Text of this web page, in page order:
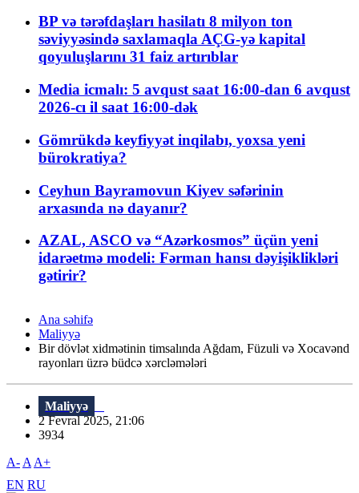
BP və tərəfdaşları hasilatı 8 milyon ton
səviyyəsində saxlamaqla AÇG-yə kapital
qoyuluşlarını 31 faiz artırıblar
Media icmalı: 5 avqust saat 16:00-dan 6 avqust
2026-cı il saat 16:00-dək
Gömrükdə keyfiyyət inqilabı, yoxsa yeni
bürokratiya?
Ceyhun Bayramovun Kiyev səfərinin
arxasında nə dayanır?
AZAL, ASCO və “Azərkosmos” üçün yeni
idarəetmə modeli: Fərman hansı dəyişiklikləri
gətirir?
Ana səhifə
Maliyyə
Bir dövlət xidmətinin timsalında Ağdam, Füzuli və Xocavənd
rayonları üzrə büdcə xərcləmələri
Maliyyə
2 Fevral 2025, 21:06
3934
A- A A+
EN RU